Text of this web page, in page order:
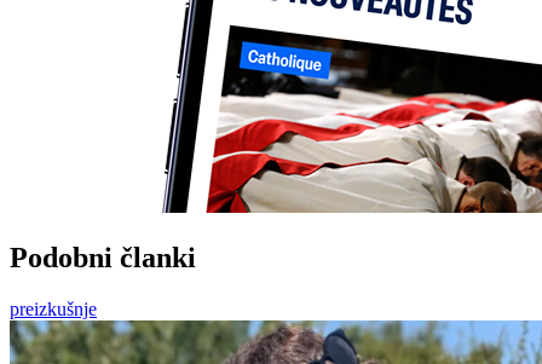
Podobni članki
preizkušnje